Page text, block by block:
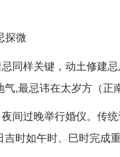
探微
同样关键， 动土修建
,最忌讳在太岁方（正
夜间过晚举行婚仪。传
时如午时、巳时完成